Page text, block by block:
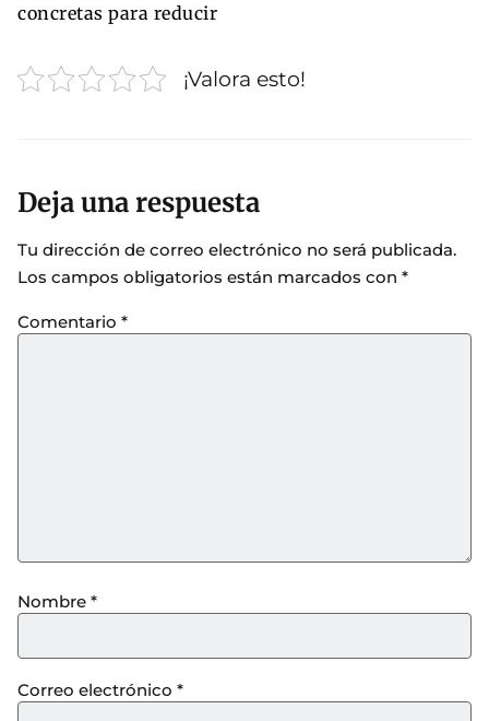
concretas para reducir
¡Valora esto!
Deja una respuesta
Tu dirección de correo electrónico no será publicada.
Los campos obligatorios están marcados con *
Comentario *
Nombre *
Correo electrónico *